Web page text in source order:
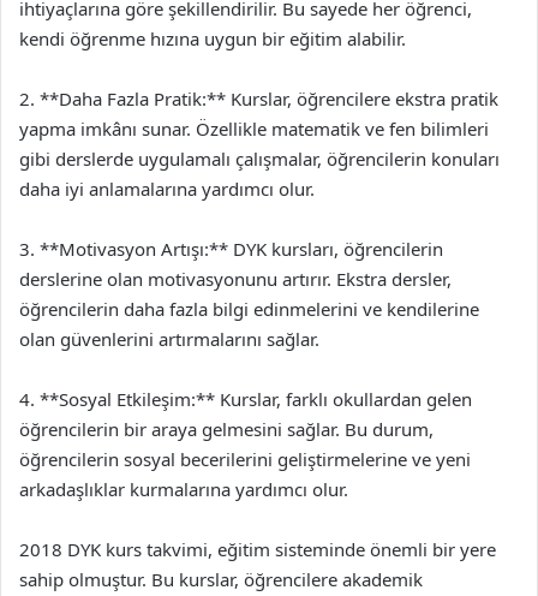
ihtiyaçlarına göre şekillendirilir. Bu sayede her öğrenci,
kendi öğrenme hızına uygun bir eğitim alabilir.
2. **Daha Fazla Pratik:** Kurslar, öğrencilere ekstra pratik
yapma imkânı sunar. Özellikle matematik ve fen bilimleri
gibi derslerde uygulamalı çalışmalar, öğrencilerin konuları
daha iyi anlamalarına yardımcı olur.
3. **Motivasyon Artışı:** DYK kursları, öğrencilerin
derslerine olan motivasyonunu artırır. Ekstra dersler,
öğrencilerin daha fazla bilgi edinmelerini ve kendilerine
olan güvenlerini artırmalarını sağlar.
4. **Sosyal Etkileşim:** Kurslar, farklı okullardan gelen
öğrencilerin bir araya gelmesini sağlar. Bu durum,
öğrencilerin sosyal becerilerini geliştirmelerine ve yeni
arkadaşlıklar kurmalarına yardımcı olur.
2018 DYK kurs takvimi, eğitim sisteminde önemli bir yere
sahip olmuştur. Bu kurslar, öğrencilere akademik